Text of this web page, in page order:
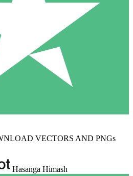
VECTORS AND PNGs
Hasanga Himash